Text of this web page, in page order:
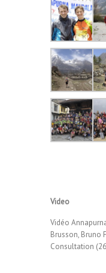
Video
Vidéo
Brusson, Bruno
Consultation